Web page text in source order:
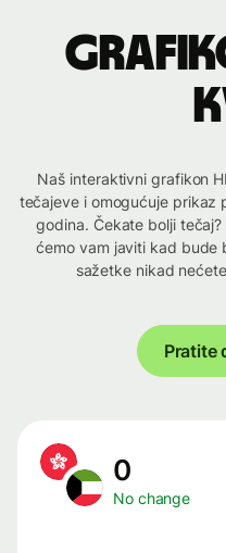
Naš interaktivni grafikon
tečajeve i omogućuje prikaz
godina. Čekate bolji
ćemo vam javiti kad bude
sažetke nikad
Pratite
0
No change